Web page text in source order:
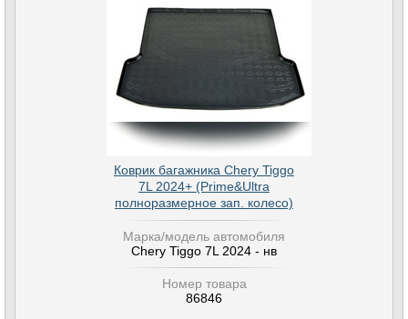
Коврик багажника Chery Tiggo
7L 2024+ (Prime&Ultra
полноразмерное зап. колесо)
Марка/модель автомобиля
Chery Tiggo 7L 2024 - нв
Номер товара
86846